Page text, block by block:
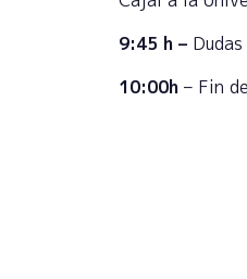
9:45 h –
10:00h – Fin